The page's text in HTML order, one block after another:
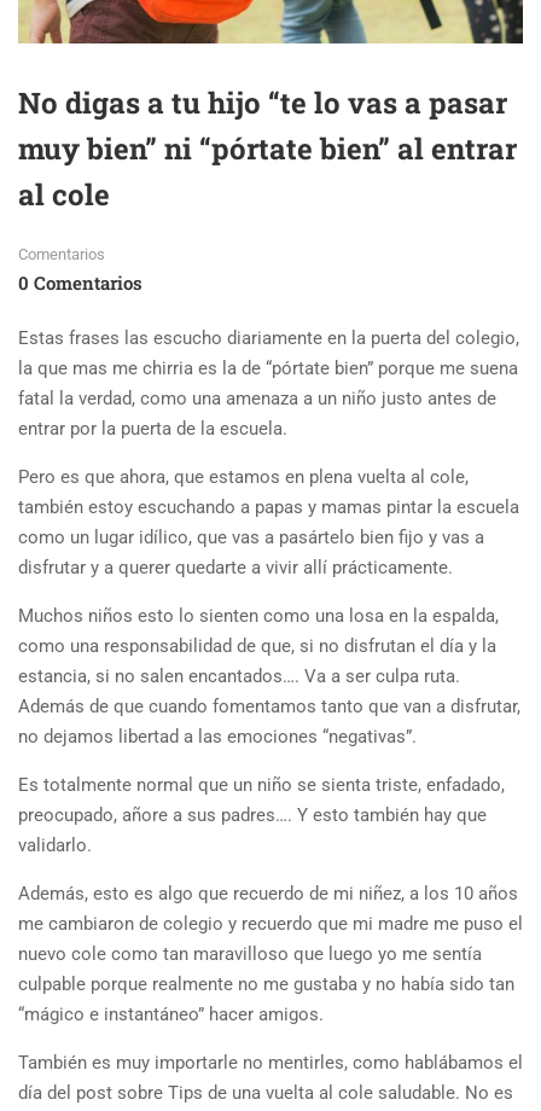
No digas a tu hijo “te lo vas a pasar
muy bien” ni “pórtate bien” al entrar
al cole
Comentarios
0 Comentarios
Estas frases las escucho diariamente en la puerta del colegio,
la que mas me chirria es la de “pórtate bien” porque me suena
fatal la verdad, como una amenaza a un niño justo antes de
entrar por la puerta de la escuela.
Pero es que ahora, que estamos en plena vuelta al cole,
también estoy escuchando a papas y mamas pintar la escuela
como un lugar idílico, que vas a pasártelo bien fijo y vas a
disfrutar y a querer quedarte a vivir allí prácticamente.
Muchos niños esto lo sienten como una losa en la espalda,
como una responsabilidad de que, si no disfrutan el día y la
estancia, si no salen encantados…. Va a ser culpa ruta.
Además de que cuando fomentamos tanto que van a disfrutar,
no dejamos libertad a las emociones “negativas”.
Es totalmente normal que un niño se sienta triste, enfadado,
preocupado, añore a sus padres…. Y esto también hay que
validarlo.
Además, esto es algo que recuerdo de mi niñez, a los 10 años
me cambiaron de colegio y recuerdo que mi madre me puso el
nuevo cole como tan maravilloso que luego yo me sentía
culpable porque realmente no me gustaba y no había sido tan
“mágico e instantáneo” hacer amigos.
También es muy importarle no mentirles, como hablábamos el
día del post sobre Tips de una vuelta al cole saludable. No es